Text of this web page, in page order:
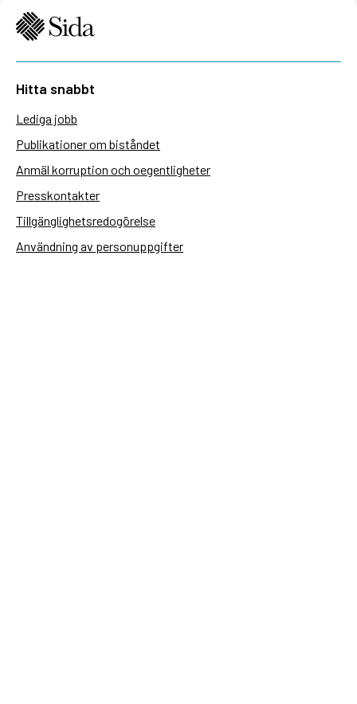
Hitta snabbt
Lediga jobb
Publikationer om biståndet
Anmäl korruption och oegentligheter
Presskontakter
Tillgänglighetsredogörelse
Användning av personuppgifter